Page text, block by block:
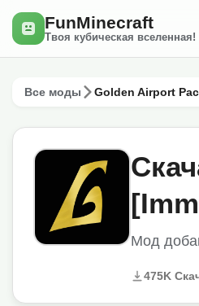
FunMinecraft
Твоя кубическая вселенная!
Все моды Golden Airport
Мод
475K